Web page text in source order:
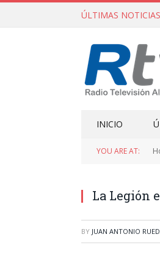
ÚLTIMAS NOTICIAS
INICIO
YOU ARE AT:
La Legión
BY JUAN ANTONIO